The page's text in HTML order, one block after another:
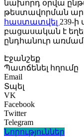
նախորդ օրվա
թեստավորման
հաստատվել 239-ի
բացասական է
ընդհանուր
Էջանշեք
Պատճենել հղումը
Email
Տպել
VK
Facebook
Twitter
Telegram
Նորություններ